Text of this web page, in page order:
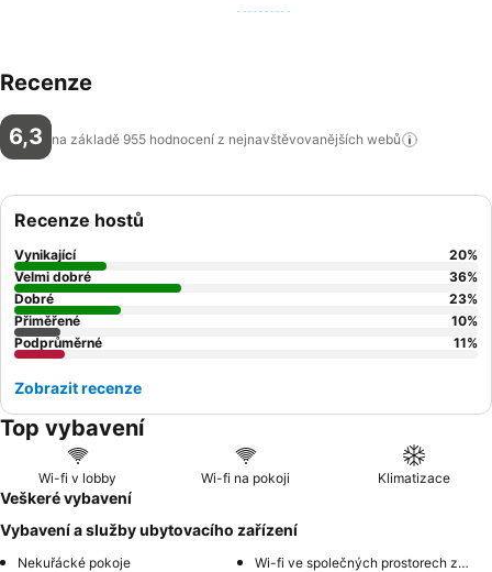
Recenze
6,3 na základě 955 hodnocení z nejnavštěvovanějších webů
Recenze hostů
Vynikající 20%
Velmi dobré
36%
Dobré
23%
Přiměřené
10%
Podprůměrné
11%
Zobrazit recenze
Top vybavení
Wi-fi v lobby Wi-fi na pokoji Klimatizace
Veškeré vybavení
Vybavení a služby ubytovacího zařízení
Nekuřácké pokoje
Wi-fi ve společných prostorech zdarma